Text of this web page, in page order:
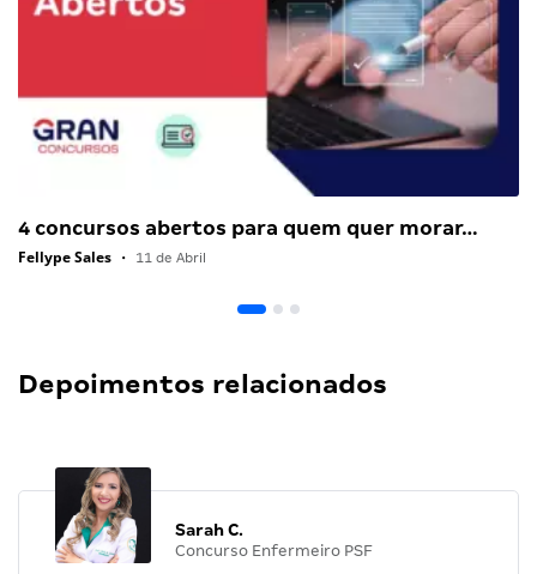
4 concursos abertos para quem quer morar…
Fellype Sales • 11 de Abril
Depoimentos relacionados
Sarah C.
Concurso Enfermeiro PSF